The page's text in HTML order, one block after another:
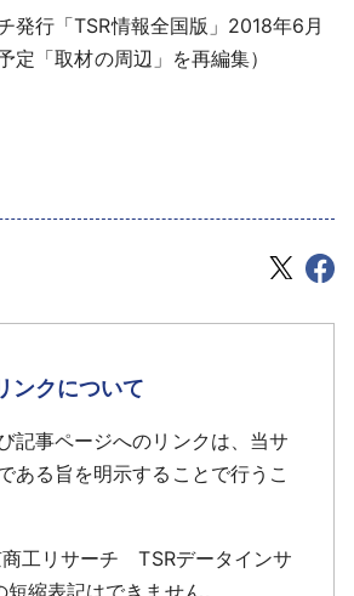
発行「TSR情報全国版」2018年6月
定「取材の周辺」を再編集）
ンクについて
記事ページへのリンクは、当サ
ある旨を明示することで行うこ
工リサーチ TSRデータインサ
縮表記はできません。